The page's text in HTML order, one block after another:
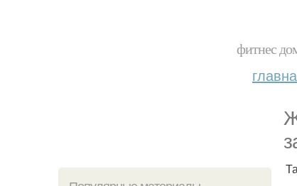
фитнес